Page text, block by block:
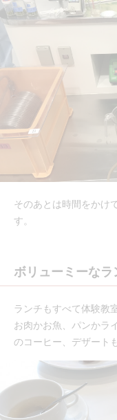
そのあとは時間をかけ
す。
ボリューミーな
ランチもすべて体験教
お肉かお魚、パンかラ
のコーヒー、デザート